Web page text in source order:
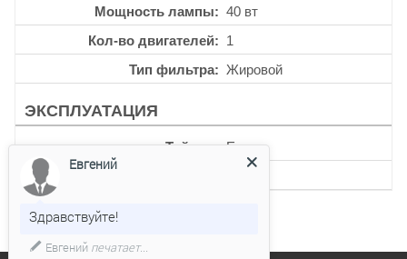
Мощность лампы
40 вт
Кол-во двигателей
1
Тип фильтра
Жировой
ЭКСПЛУАТАЦИЯ
Таймер
Есть
Евгений
Здравствуйте!
Евгенийпечатает...